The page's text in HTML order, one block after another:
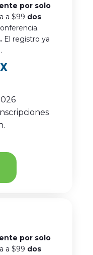
por solo
a $99 dos
El registro ya
por solo
a $99 dos